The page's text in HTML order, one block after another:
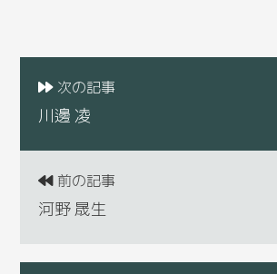
次の記事
川邊 凌
前の記事
河野 晟生